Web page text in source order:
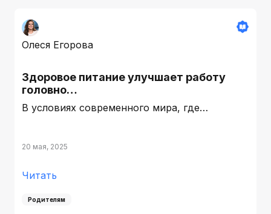
Олеся Егорова
Здоровое питание улучшает работу
головно…
В условиях современного мира, где…
20 мая, 2025
Читать
Родителям